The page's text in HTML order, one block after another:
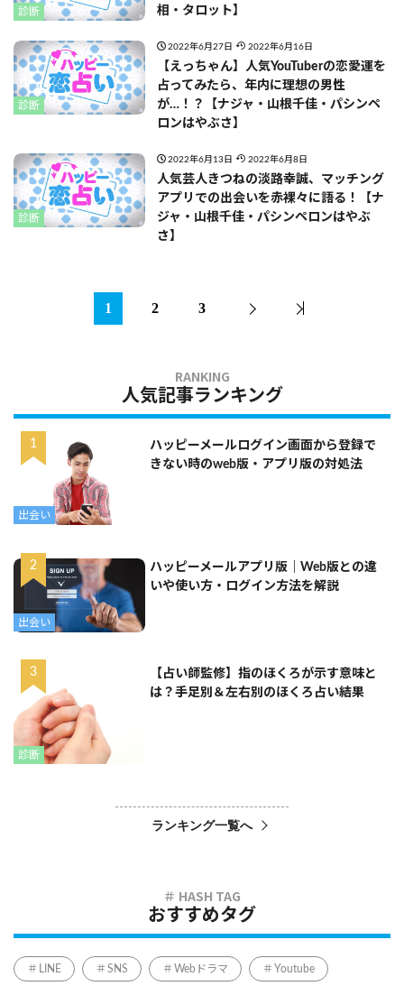
診断
相・タロット】
診断
2022年6月27日 2022年6月16日
【えっちゃん】人気YouTuberの恋愛運を
占ってみたら、年内に理想の男性
が…！？【ナジャ・山根千佳・パシンペ
ロンはやぶさ】
診断
2022年6月13日 2022年6月8日
人気芸人きつねの淡路幸誠、マッチング
アプリでの出会いを赤裸々に語る！【ナ
ジャ・山根千佳・パシンペロンはやぶ
さ】
1 2 3
人気記事ランキング
出会い
ハッピーメールログイン画面から登録で
きない時のweb版・アプリ版の対処法
出会い
ハッピーメールアプリ版｜Web版との違
いや使い方・ログイン方法を解説
診断
【占い師監修】指のほくろが示す意味と
は？手足別＆左右別のほくろ占い結果
ランキング一覧へ
おすすめタグ
LINE SNS Webドラマ Youtube